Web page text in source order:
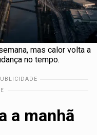
mas calor volta a
no tempo.
a manhã